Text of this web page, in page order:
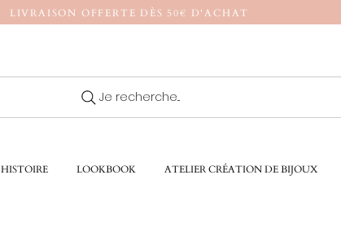
LIVRAISON OFFERTE DÈS 50€ D'ACHAT
Je recherche...
HISTOIRE LOOKBOOK ATELIER CRÉATION DE BIJOUX